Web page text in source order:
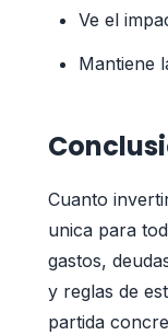
Ve el
Mantiene
Cuanto
unica para
gastos,
y reglas de
partida